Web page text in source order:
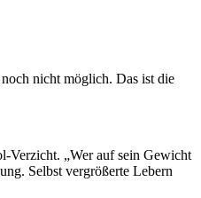
nicht möglich. Das ist die
Verzicht. „Wer auf sein Gewicht
Selbst vergrößerte Lebern